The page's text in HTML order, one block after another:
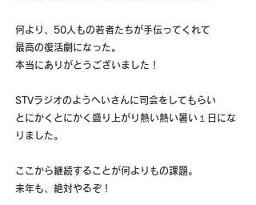
何より、50人もの若者たちが手伝ってくれて
最高の復活劇になった。
本当にありがとうございました！
STVラジオのようへいさんに司会をしてもらい
とにかくとにかく盛り上がり熱い熱い暑い１日にな
りました。
ここから継続することが何よりもの課題。
来年も、絶対やるぞ！